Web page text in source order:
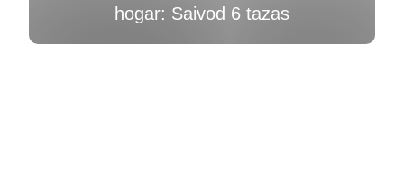
hogar: Saivod 6 tazas